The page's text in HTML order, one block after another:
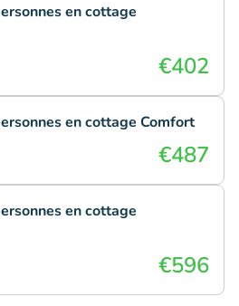
en cottage
€402
en cottage Comfort
€487
en cottage
€596